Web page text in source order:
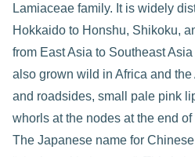
Lamiaceae family. It is widely
Hokkaido to Honshu, Shikoku,
from East Asia to Southeast
also grown wild in Africa and
and roadsides, small pale pink
whorls at the nodes at the end of
The Japanese name for